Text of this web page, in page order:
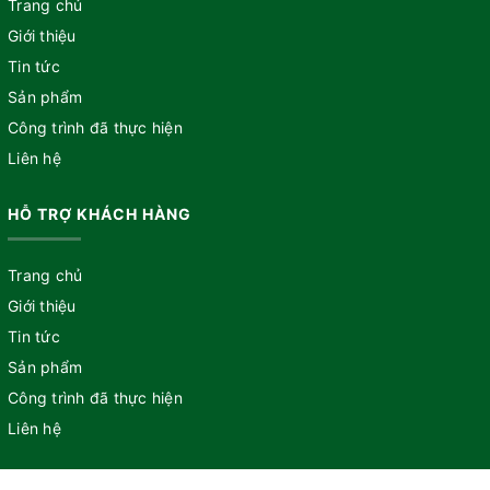
Trang chủ
Giới thiệu
Tin tức
Sản phẩm
Công trình đã thực hiện
Liên hệ
HỖ TRỢ KHÁCH HÀNG
Trang chủ
Giới thiệu
Tin tức
Sản phẩm
Công trình đã thực hiện
Liên hệ